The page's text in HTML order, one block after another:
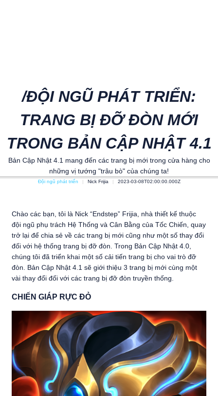
/ĐỘI NGŨ PHÁT TRIỂN:
TRANG BỊ ĐỠ ĐÒN MỚI
TRONG BẢN CẬP NHẬT 4.1
Bản Cập Nhật 4.1 mang đến các trang bị mới trong cửa hàng cho
những vị tướng "trâu bò" của chúng ta!
Đội ngũ phát triển Nick Frijia 2023-03-08T02:00:00.000Z
Chào các bạn, tôi là Nick “Endstep” Frijia, nhà thiết kế thuộc
đội ngũ phụ trách Hệ Thống và Cân Bằng của Tốc Chiến, quay
trở lại để chia sẻ về các trang bị mới cũng như một số thay đổi
đối với hệ thống trang bị đỡ đòn. Trong Bản Cập Nhật 4.0,
chúng tôi đã triển khai một số cải tiến trang bị cho vai trò đỡ
đòn. Bản Cập Nhật 4.1 sẽ giới thiệu 3 trang bị mới cùng một
vài thay đổi đối với các trang bị đỡ đòn truyền thống.
CHIẾN GIÁP RỰC ĐỎ